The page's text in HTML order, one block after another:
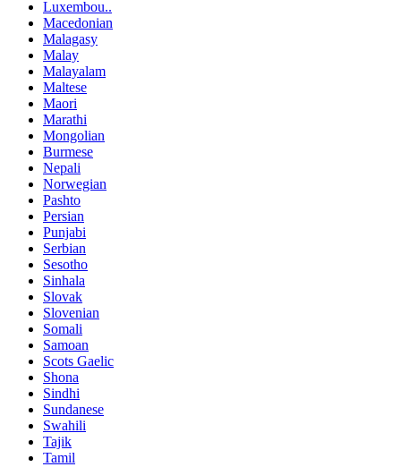
Luxembou..
Macedonian
Malagasy
Malay
Malayalam
Maltese
Maori
Marathi
Mongolian
Burmese
Nepali
Norwegian
Pashto
Persian
Punjabi
Serbian
Sesotho
Sinhala
Slovak
Slovenian
Somali
Samoan
Scots Gaelic
Shona
Sindhi
Sundanese
Swahili
Tajik
Tamil